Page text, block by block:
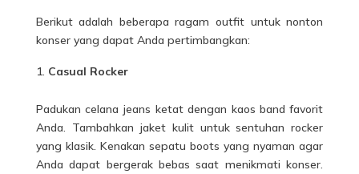
Berikut adalah beberapa ragamoutfit untuk nonton
konser yang dapat Anda pertimbangkan:
Casual Rocker
Padukan celana jeans ketat dengan kaos band favorit
Anda. Tambahkan jaket kulit untuk sentuhan rocker
yang klasik. Kenakan sepatu boots yang nyaman agar
Anda dapat bergerak bebas saat menikmati konser.